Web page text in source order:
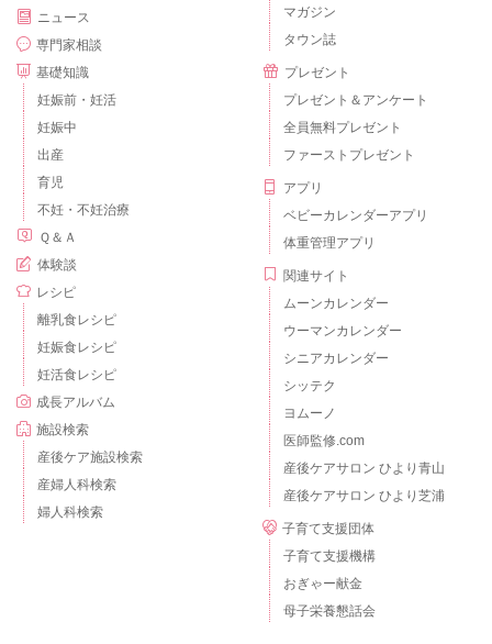
ニュース
専門家相談
基礎知識
妊娠前・妊活
妊娠中
出産
育児
不妊・不妊治療
Ｑ＆Ａ
体験談
レシピ
離乳食レシピ
妊娠食レシピ
妊活食レシピ
成長アルバム
施設検索
産後ケア施設検索
産婦人科検索
婦人科検索
マガジン
タウン誌
プレゼント
プレゼント＆アンケート
全員無料プレゼント
ファーストプレゼント
アプリ
ベビーカレンダーアプリ
体重管理アプリ
関連サイト
ムーンカレンダー
ウーマンカレンダー
シニアカレンダー
シッテク
ヨムーノ
医師監修.com
産後ケアサロン ひより青山
産後ケアサロン ひより芝浦
子育て支援団体
子育て支援機構
おぎゃー献金
母子栄養懇話会